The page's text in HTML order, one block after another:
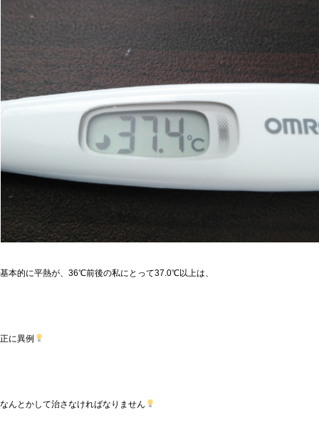
基本的に平熱が、36℃前後の私にとって37.0℃以上は、
正に異例
なんとかして治さなければなりません